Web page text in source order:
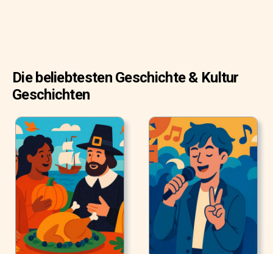
Die beliebtesten Geschichte & Kultur
Geschichten